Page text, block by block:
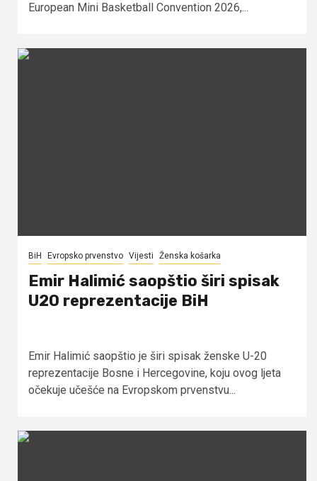
European Mini Basketball Convention 2026,...
BiH Evropsko prvenstvo Vijesti Ženska košarka
Emir Halimić saopštio širi spisak
U20 reprezentacije BiH
Emir Halimić saopštio je širi spisak ženske U-20
reprezentacije Bosne i Hercegovine, koju ovog ljeta
očekuje učešće na Evropskom prvenstvu...